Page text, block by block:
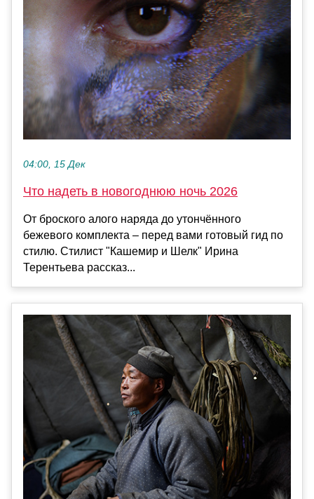
04:00, 15 Дек
Что надеть в новогоднюю ночь 2026
От броского алого наряда до утончённого
бежевого комплекта – перед вами готовый гид по
стилю. Стилист "Кашемир и Шелк" Ирина
Терентьева рассказ...